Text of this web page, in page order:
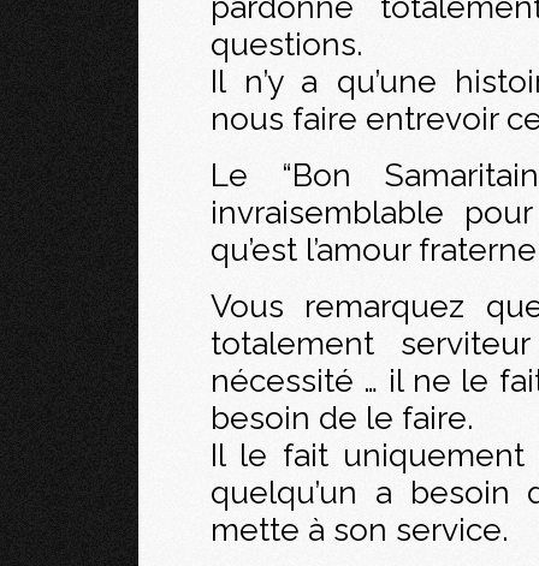
questions.
Il n’y a qu’une
nous faire entrevoir
Le “Bon
invraisemblable
qu’est l’amour
Vous remarquez
totalement
nécessité … il ne le
besoin de le faire.
Il le fait uniquement
quelqu’un a
mette à son service.